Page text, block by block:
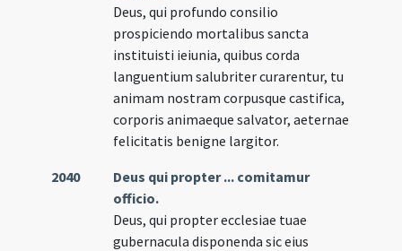
Deus, qui profundo consilio
prospiciendo mortalibus sancta
instituisti ieiunia, quibus corda
languentium salubriter curarentur, tu
animam nostram corpusque castifica,
corporis animaeque salvator, aeternae
felicitatis benigne largitor.
2040
Deus qui propter ... comitamur
officio.
Deus, qui propter ecclesiae tuae
gubernacula disponenda sic eius